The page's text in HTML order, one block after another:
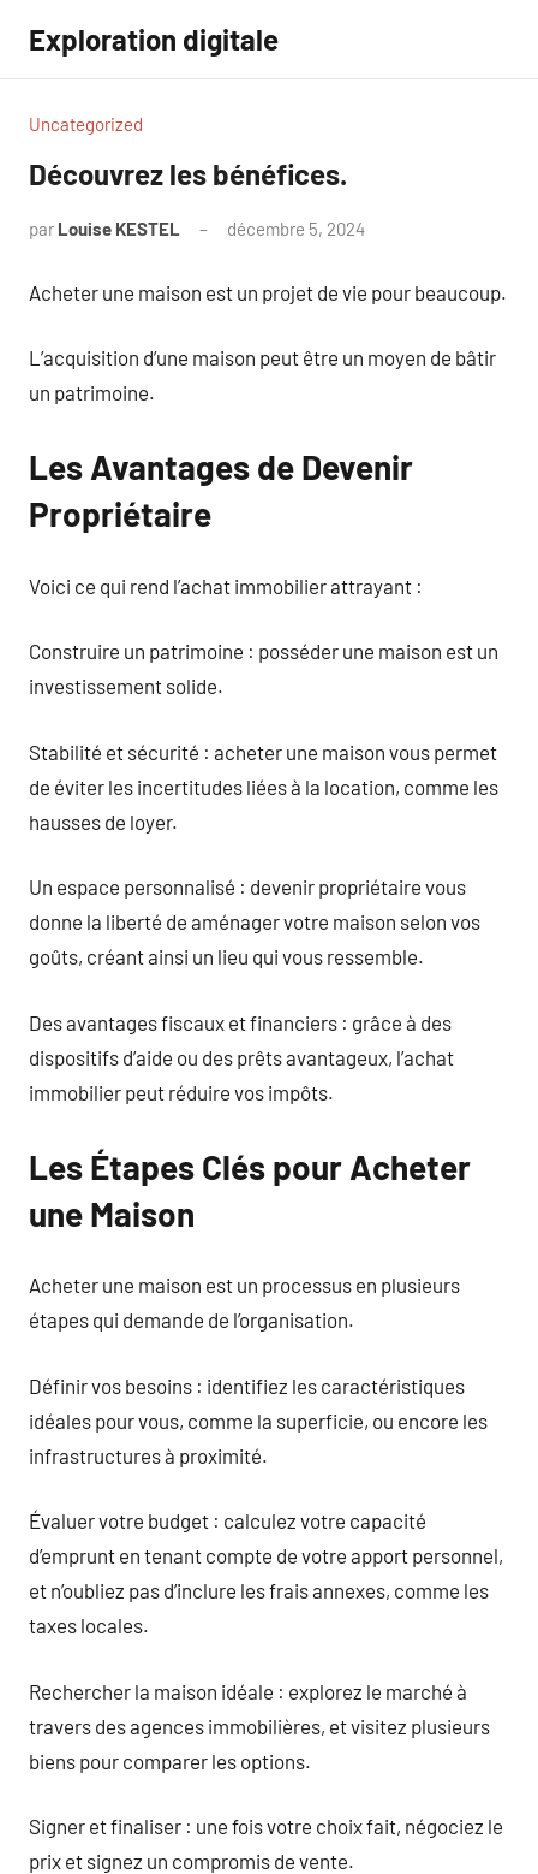
contenu
Exploration digitale
Uncategorized
Découvrez les bénéfices.
par Louise KESTEL décembre 5, 2024
Acheter une maison est un projet de vie pour beaucoup.
L’acquisition d’une maison peut être un moyen de bâtir
un patrimoine.
Les Avantages de Devenir
Propriétaire
Voici ce qui rend l’achat immobilier attrayant :
Construire un patrimoine : posséder une maison est un
investissement solide.
Stabilité et sécurité : acheter une maison vous permet
de éviter les incertitudes liées à la location, comme les
hausses de loyer.
Un espace personnalisé : devenir propriétaire vous
donne la liberté de aménager votre maison selon vos
goûts, créant ainsi un lieu qui vous ressemble.
Des avantages fiscaux et financiers : grâce à des
dispositifs d’aide ou des prêts avantageux, l’achat
immobilier peut réduire vos impôts.
Les Étapes Clés pour Acheter
une Maison
Acheter une maison est un processus en plusieurs
étapes qui demande de l’organisation.
Définir vos besoins : identifiez les caractéristiques
idéales pour vous, comme la superficie, ou encore les
infrastructures à proximité.
Évaluer votre budget : calculez votre capacité
d’emprunt en tenant compte de votre apport personnel,
et n’oubliez pas d’inclure les frais annexes, comme les
taxes locales.
Rechercher la maison idéale : explorez le marché à
travers des agences immobilières, et visitez plusieurs
biens pour comparer les options.
Signer et finaliser : une fois votre choix fait, négociez le
prix et signez un compromis de vente.